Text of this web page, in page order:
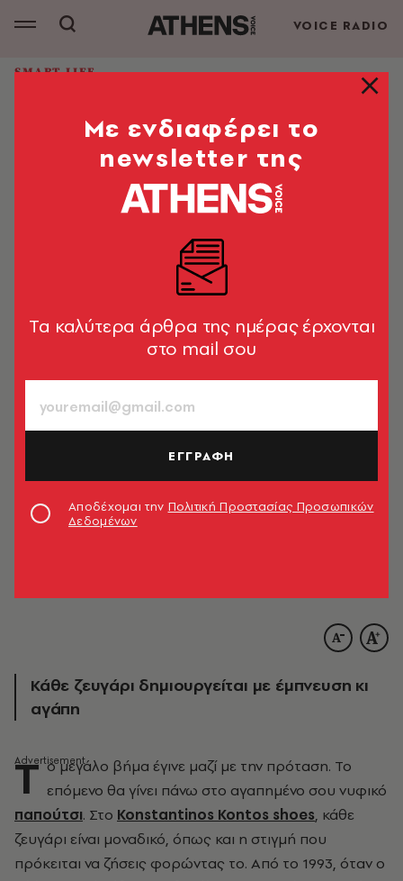
VOICE RADIO
SMART LIFE
Κάθε βήμα και ένα έργο τέχνης, με
την υπογραφή του Konstantinos
Kontos shoes
Χειροποίητα παπούτσια για τη σημαντικότερη ημέρα
της ζωής σου κι όχι μόνο
Χαρά Αλεξανδροπούλου
1’ ΔΙΑΒΑΣΜΑ
Κάθε ζευγάρι δημιουργείται με έμπνευση κι
αγάπη
Τ ο μεγάλο βήμα έγινε μαζί με την πρόταση. Το
επόμενο θα γίνει πάνω στο αγαπημένο σου νυφικό
παπούτσι. Στο Konstantinos Kontos shoes, κάθε
ζευγάρι είναι μοναδικό, όπως και η στιγμή που
πρόκειται να ζήσεις φορώντας το. Από το 1993, όταν ο
Mε ενδιαφέρει το
newsletter της
Tα καλύτερα άρθρα της ημέρας έρχονται
στο mail σου
ΕΓΓΡΑΦΗ
Αποδέχομαι την Πολιτική Προστασίας Προσωπικών
Δεδομένων